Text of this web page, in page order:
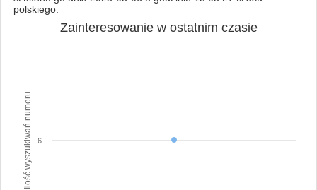
polskiego.
Ilość wyszukiwań numeru
Zainteresowanie w ostatnim czasie
6